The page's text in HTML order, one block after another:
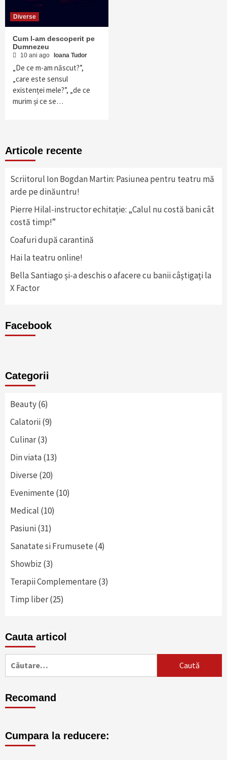
Diverse
Cum l-am descoperit pe
Dumnezeu
10 ani ago Ioana Tudor
„De ce m-am născut?”,
„care este sensul
existenței mele?”, „de ce
murim și ce se…
Articole recente
Scriitorul Ion Bogdan Martin: Pasiunea pentru teatru mă
arde pe dinăuntru!
Pierre Hilal-instructor echitație: „Calul nu costă bani cât
costă timp!”
Coafuri după carantină
Hai la teatru online!
Bella Santiago și-a deschis o afacere cu banii câştigaţi la
X Factor
Facebook
Categorii
Beauty(6)
Calatorii(9)
Culinar(3)
Din viata(13)
Diverse (20)
Evenimente (10)
Medical (10)
Pasiuni(31)
Sanatate si Frumusete (4)
Showbiz (3)
Terapii Complementare (3)
Timp liber(25)
Cauta articol
după:
Recomand
Cumpara la reducere: